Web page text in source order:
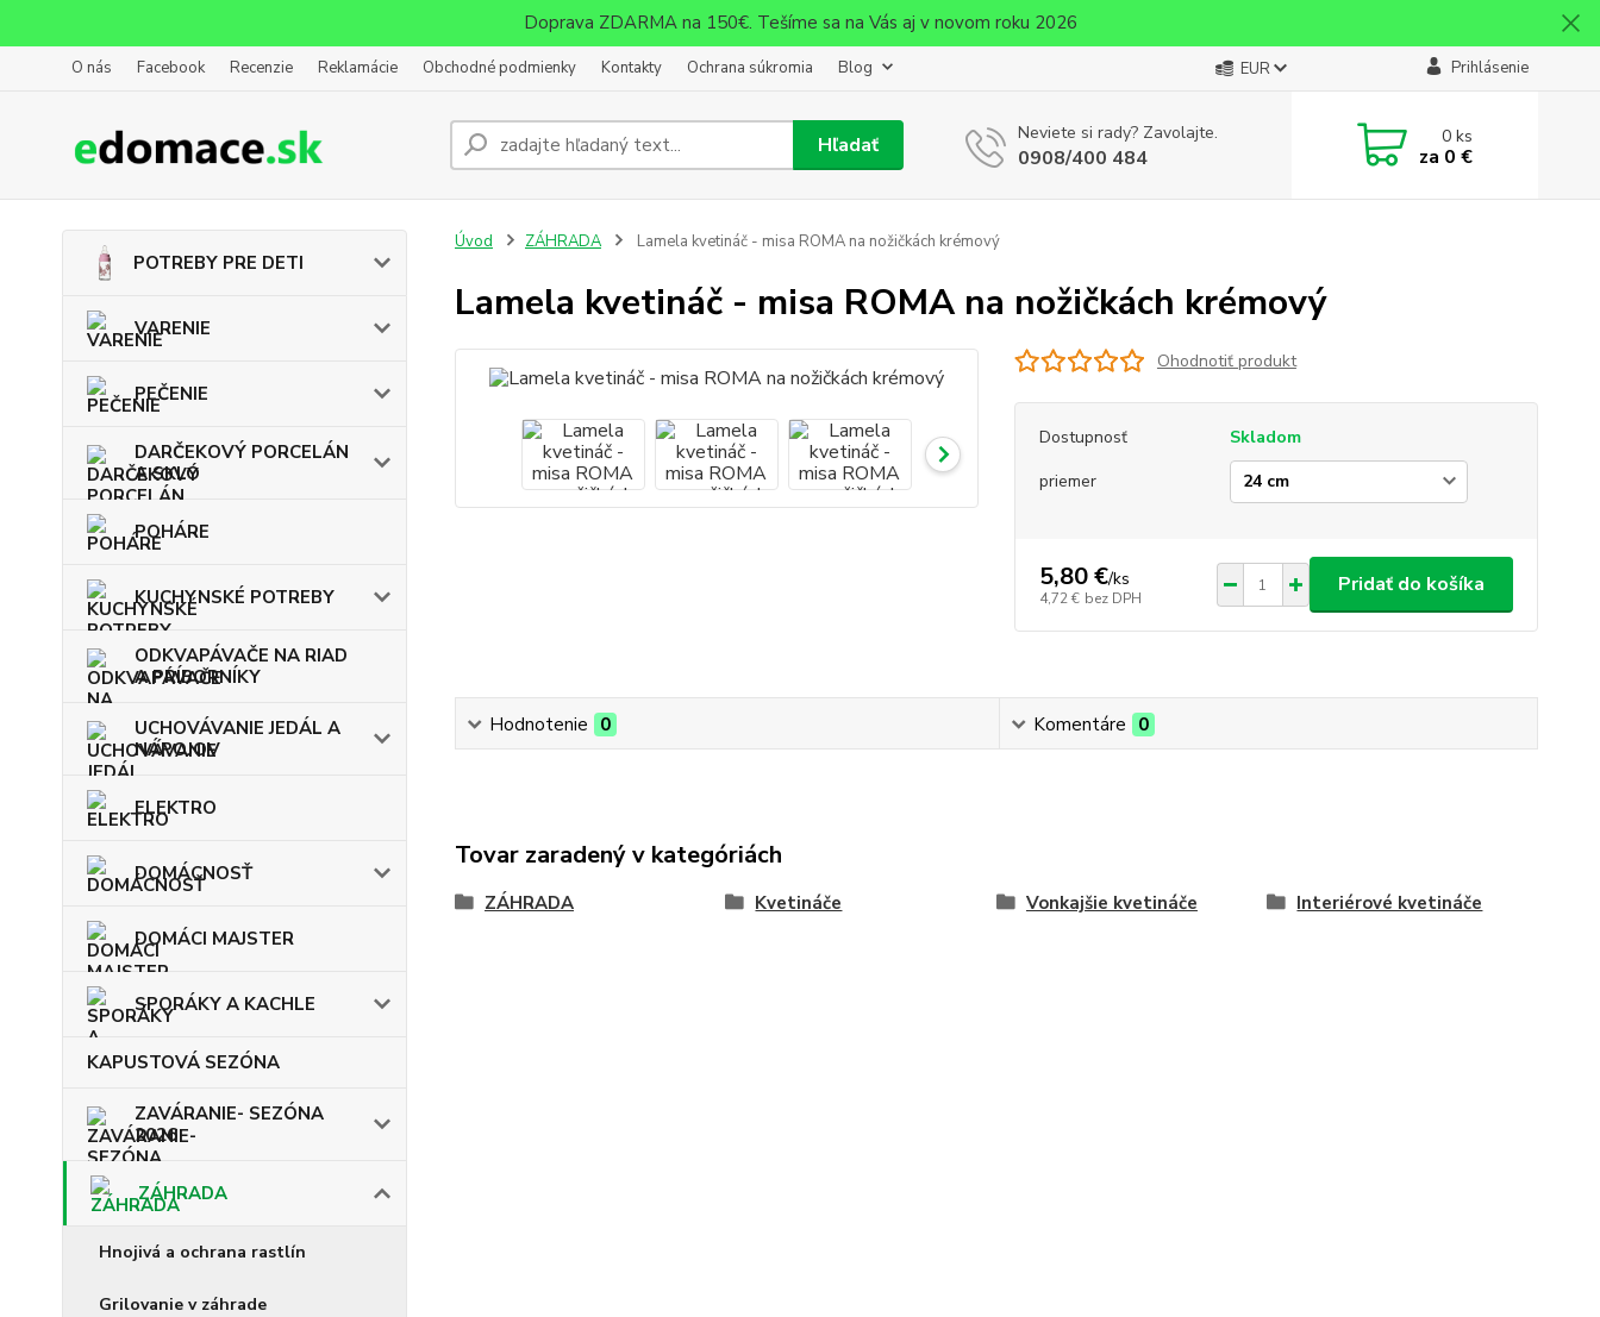
Doprava ZDARMA na 150€. Tešíme sa na Vás aj v novom roku 2026
O nás Facebook Recenzie Reklamácie Obchodné podmienky Kontakty Ochrana súkromia Blog EUR Prihlásenie
Hľadať Neviete si rady? Zavolajte.
0908/400 484
0ks
za 0 €
POTREBY PRE DETI
VARENIE
PEČENIE
DARČEKOVÝ PORCELÁN
A SKLO
POHÁRE
KUCHYNSKÉ POTREBY
ODKVAPÁVAČE NA RIAD
A PRÍBORNÍKY
UCHOVÁVANIE JEDÁL A
NÁPOJOV
ELEKTRO
DOMÁCNOSŤ
DOMÁCI MAJSTER
SPORÁKY A KACHLE
KAPUSTOVÁ SEZÓNA
ZAVÁRANIE- SEZÓNA
2026
ZÁHRADA
Hnojivá a ochrana rastlín
Grilovanie v záhrade
Úvod ZÁHRADA Lamela kvetináč - misa ROMA na nožičkách krémový
Lamela kvetináč - misa ROMA na nožičkách krémový
Ohodnotiť produkt
Dostupnosť
Skladom
priemer
5,80 €/ks
4,72 € bez DPH
Pridať do košíka
Hodnotenie 0 Komentáre 0
Tovar zaradený v kategóriách
ZÁHRADA Kvetináče Vonkajšie kvetináče Interiérové kvetináče